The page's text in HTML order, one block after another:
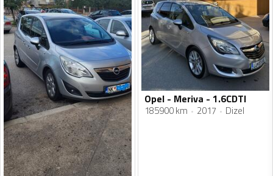
Opel - Meriva - 1.6CDTI
185900 km 2017 Dizel